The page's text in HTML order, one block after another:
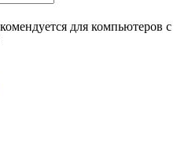
для компьютеров с